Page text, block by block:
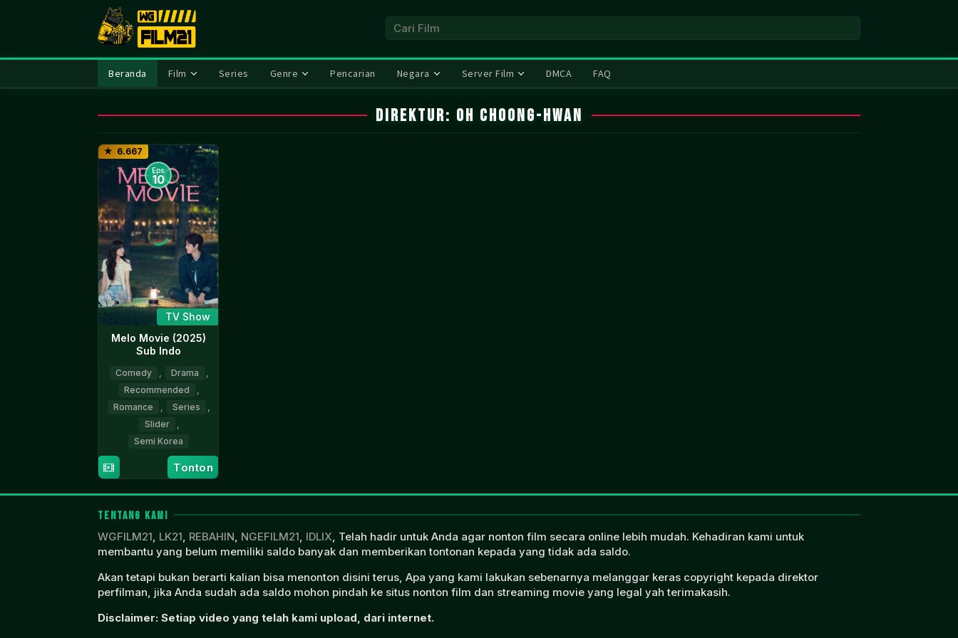
Beranda Film Series Genre Pencarian Negara Server Film DMCA FAQ
Direktur: Oh Choong-hwan
6.667
Eps:
10
TV Show
Melo Movie (2025)
Sub Indo
Comedy , Drama
,
Recommended
,
Romance
, Series
,
Slider
,
Semi Korea
Feb
2025
Choong-
hwan
Tonton
TENTANG KAMI
WGFILM21, LK21, REBAHIN, NGEFILM21, IDLIX, Telah hadir untuk Anda agar nonton film secara online lebih mudah. Kehadiran kami untuk
membantu yang belum memiliki saldo banyak dan memberikan tontonan kepada yang tidak ada saldo.
Akan tetapi bukan berarti kalian bisa menonton disini terus, Apa yang kami lakukan sebenarnya melanggar keras copyright kepada direktor
perfilman, jika Anda sudah ada saldo mohon pindah ke situs nonton film dan streaming movie yang legal yah terimakasih.
Disclaimer: Setiap video yang telah kami upload, dari internet.